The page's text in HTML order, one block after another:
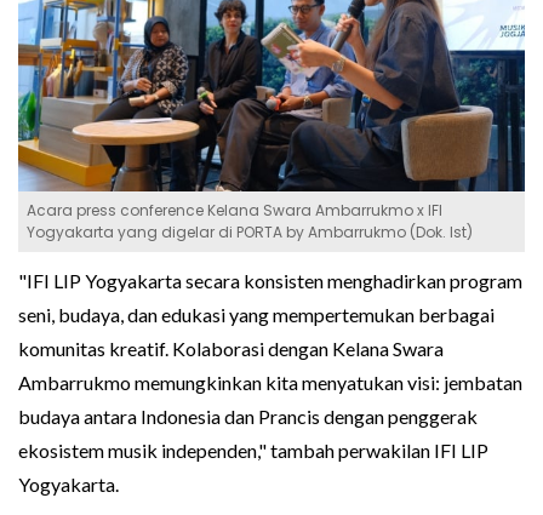
Acara press conference Kelana Swara Ambarrukmo x IFI
Yogyakarta yang digelar di PORTA by Ambarrukmo (Dok. Ist)
"IFI LIP Yogyakarta secara konsisten menghadirkan program
seni, budaya, dan edukasi yang mempertemukan berbagai
komunitas kreatif. Kolaborasi dengan Kelana Swara
Ambarrukmo memungkinkan kita menyatukan visi: jembatan
budaya antara Indonesia dan Prancis dengan penggerak
ekosistem musik independen," tambah perwakilan IFI LIP
Yogyakarta.